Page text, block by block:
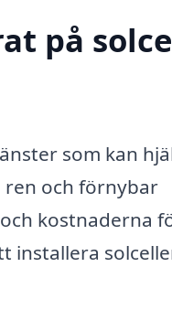
på
som kan
och förnybar
kostnaderna
installera